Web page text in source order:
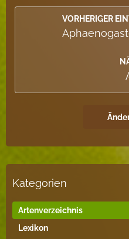
VORHERIGER
Kategorien
Artenverzeichnis
Lexikon